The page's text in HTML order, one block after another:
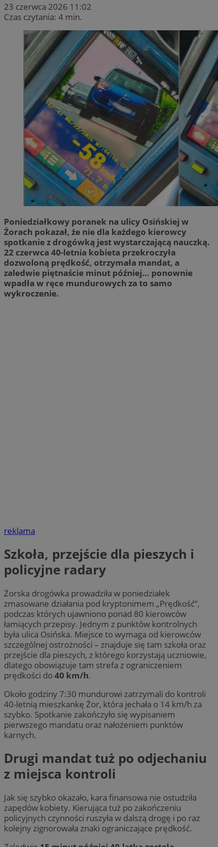
23 czerwca 2026 11:02
Czas czytania: 4 min.
Poniedziałkowy poranek na ulicy Osińskiej w
Żorach pokazał, że nie dla każdego kierowcy
spotkanie z drogówką jest wystarczającą nauczką.
22 czerwca 40-letnia kobieta przekroczyła
dozwoloną prędkość, otrzymała mandat, a
zaledwie piętnaście minut później… ponownie
wpadła w ręce mundurowych za to samo
wykroczenie.
reklama
Szkoła, przejście dla pieszych i
policyjne radary
Żorska drogówka prowadziła w poniedziałek
zmasowane działania pod kryptonimem „Prędkość”,
podczas których ujawniono ponad 80 kierowców
łamiących przepisy. Jednym z punktów kontrolnych
była ulica Osińska. Miejsce to wymaga od kierowców
szczególnej ostrożności – znajduje się tam szkoła oraz
przejście dla pieszych, z którego korzystają uczniowie,
dlatego obowiązuje tam strefa z ograniczeniem
prędkości do40 km/h.
Około godziny 7:30 mundurowi zatrzymali do kontroli
40-letnią mieszkankę Żor, która jechała o 14 km/h za
szybko. Spotkanie zakończyło się wypisaniem
pierwszego mandatu oraz nałożeniem punktów
karnych.
Drugi mandat tuż po odjechaniu
z miejsca kontroli
Jak się szybko okazało, kara finansowa nie ostudziła
zapędów kobiety. Kierująca tuż po zakończeniu
policyjnych czynności ruszyła w dalszą drogę i po raz
kolejny zignorowała znaki ograniczające prędkość.